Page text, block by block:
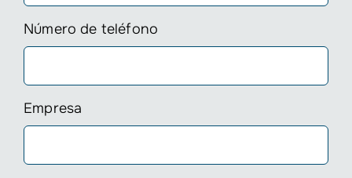
Número de teléfono
Empresa